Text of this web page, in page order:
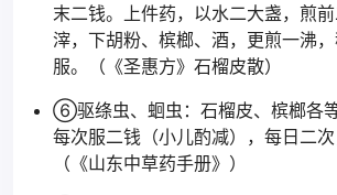
末二钱。上件药，以水二大盏，煎
滓，下胡粉、槟榔、酒，更煎一沸
服。（《圣惠方》石榴皮散）
⑥驱绦虫、蛔虫：石榴皮、槟榔各等
每次服二钱（小儿酌减），每日二次
（《山东中草药手册》）